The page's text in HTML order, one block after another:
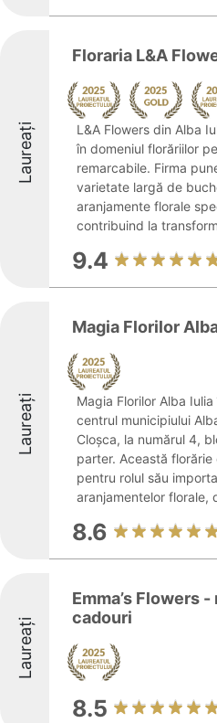
Laureați
Floraria L&A
L&A Flowers din Alba
în domeniul florăriilor
remarcabile. Firma
varietate largă de
aranjamente florale
contribuind la
9.4
Laureați
Magia Florilor
Magia Florilor Alba
centrul municipiului
Cloșca, la numărul 4,
parter. Această
pentru rolul său
aranjamentelor florale,
8.6
Laureați
Emma’s Flowers
cadouri
8.5